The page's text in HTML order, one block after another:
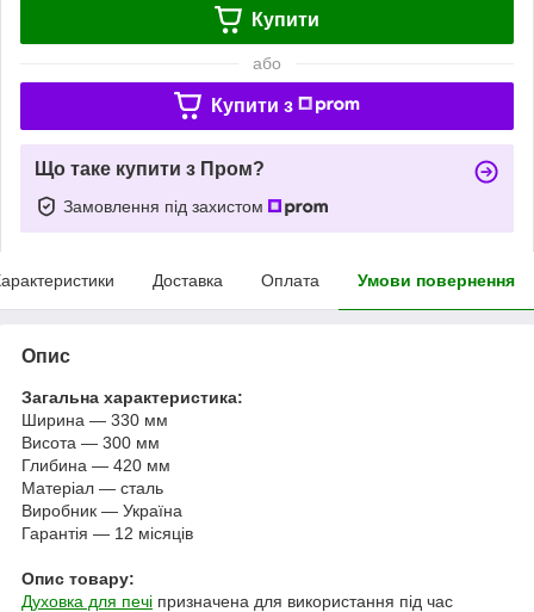
Купити
або
Купити з
Що таке купити з Пром?
Замовлення під захистом
Доставка Оплата Умови повернення
Опис
Загальна характеристика:
Ширина — 330 мм
Висота — 300 мм
Глибина — 420 мм
Матеріал — сталь
Виробник — Україна
Гарантія — 12 місяців
Опис товару:
Духовка для печі призначена для використання під час